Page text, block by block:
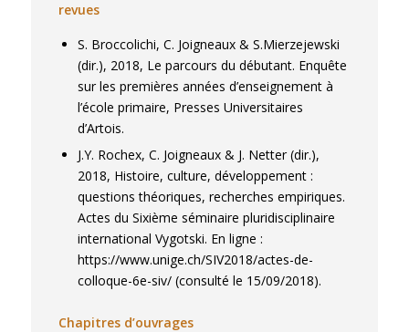
revues
S. Broccolichi, C. Joigneaux & S.Mierzejewski
(dir.), 2018, Le parcours du débutant. Enquête
sur les premières années d’enseignement à
l’école primaire, Presses Universitaires
d’Artois.
J.Y. Rochex, C. Joigneaux & J. Netter (dir.),
2018, Histoire, culture, développement :
questions théoriques, recherches empiriques.
Actes du Sixième séminaire pluridisciplinaire
international Vygotski. En ligne :
https://www.unige.ch/SIV2018/actes-de-
colloque-6e-siv/ (consulté le 15/09/2018).
Chapitres d’ouvrages